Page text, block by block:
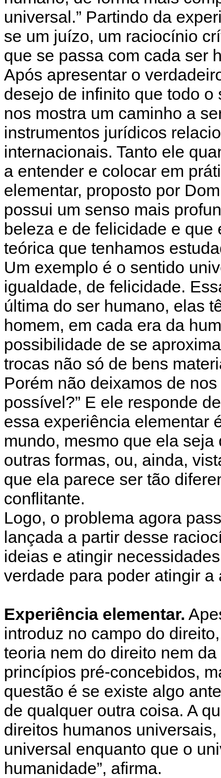
universal.” Partindo da
se um juízo, um raciocínio
que se passa com cada ser
Após apresentar o
desejo de infinito que todo
nos mostra um caminho a
instrumentos jurídicos
internacionais. Tanto ele
a entender e colocar em
elementar, proposto por
possui um senso mais
beleza e de felicidade e
teórica que tenhamos
Um exemplo é o sentido
igualdade, de felicidade.
última do ser humano, elas
homem, em cada era da
possibilidade de se
trocas não só de bens
Porém não deixamos de
possível?” E ele responde
essa experiência elementar
mundo, mesmo que ela
outras formas, ou, ainda,
que ela parece ser tão
conflitante.
Logo, o problema agora
lançada a partir desse
ideias e atingir
verdade para poder atingir
Experiência elementar.
introduz no campo do
teoria nem do direito nem
princípios pré-concebidos,
questão é se existe algo
de qualquer outra coisa. A
direitos humanos
universal enquanto que o
humanidade”, afirma.